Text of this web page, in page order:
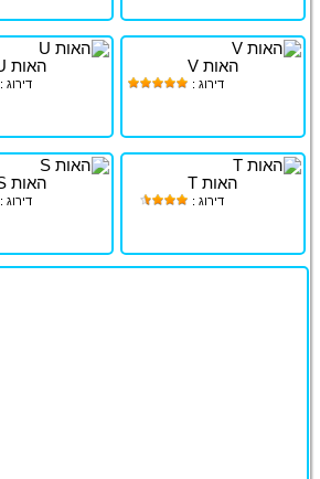
האות V
דירוג :
האות U
דירוג :
האות T
דירוג :
האות S
דירוג :